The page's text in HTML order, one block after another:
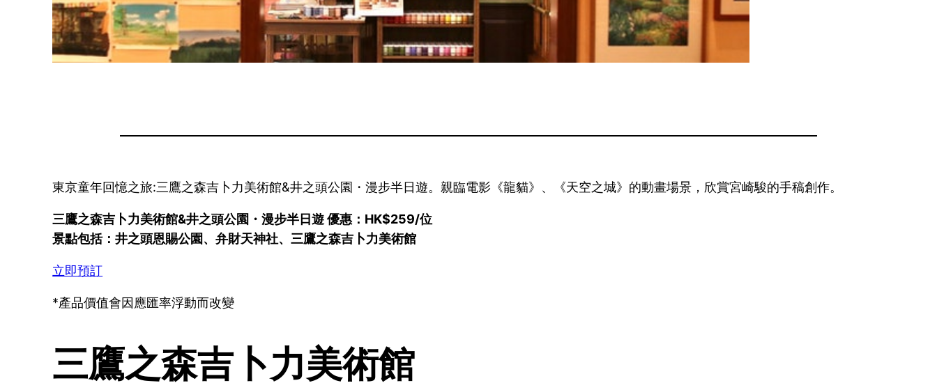
東京童年回憶之旅:三鷹之森吉卜力美術館&井之頭公園・漫步半日遊。親臨電影《龍貓》、《天空之城》的動畫場景，欣賞宮崎駿的手稿創作。
三鷹之森吉卜力美術館&井之頭公園・漫步半日遊 優惠：HK$259/位
景點包括：井之頭恩賜公園、弁財天神社、三鷹之森吉卜力美術館
立即預訂
*產品價值會因應匯率浮動而改變
三鷹之森吉卜力美術館